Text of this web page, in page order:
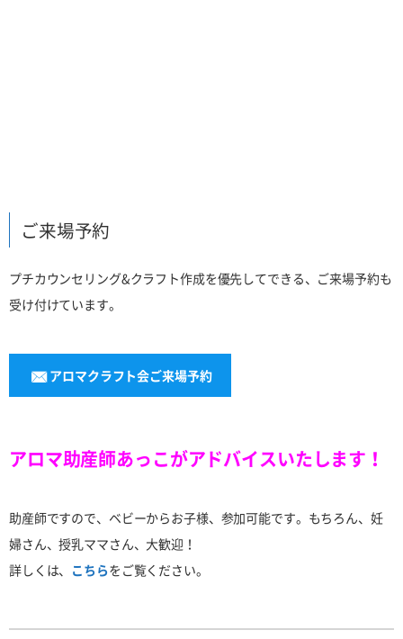
ご来場予約
プチカウンセリング&クラフト作成を優先してできる、ご来場予約も
受け付けています。
アロマクラフト会ご来場予約
アロマ助産師あっこがアドバイスいたします！
助産師ですので、ベビーからお子様、参加可能です。もちろん、妊
婦さん、授乳ママさん、大歓迎！
詳しくは、 こちらをご覧ください。